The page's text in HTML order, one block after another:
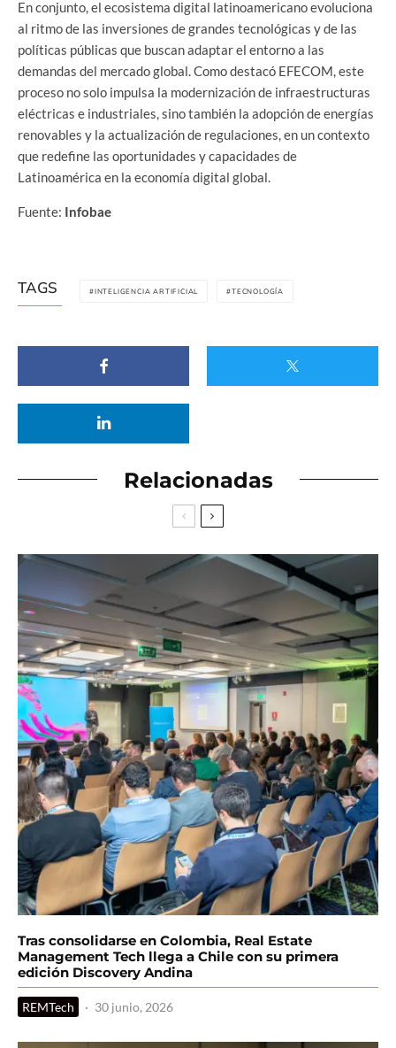
En conjunto, el ecosistema digital latinoamericano evoluciona
al ritmo de las inversiones de grandes tecnológicas y de las
políticas públicas que buscan adaptar el entorno a las
demandas del mercado global. Como destacó EFECOM, este
proceso no solo impulsa la modernización de infraestructuras
eléctricas e industriales, sino también la adopción de energías
renovables y la actualización de regulaciones, en un contexto
que redefine las oportunidades y capacidades de
Latinoamérica en la economía digital global.
Fuente: Infobae
TAGS INTELIGENCIA ARTIFICIAL TECNOLOGÍA
Relacionadas
Tras consolidarse en Colombia, Real Estate
Management Tech llega a Chile con su primera
edición Discovery Andina
REMTech · 30 junio, 2026